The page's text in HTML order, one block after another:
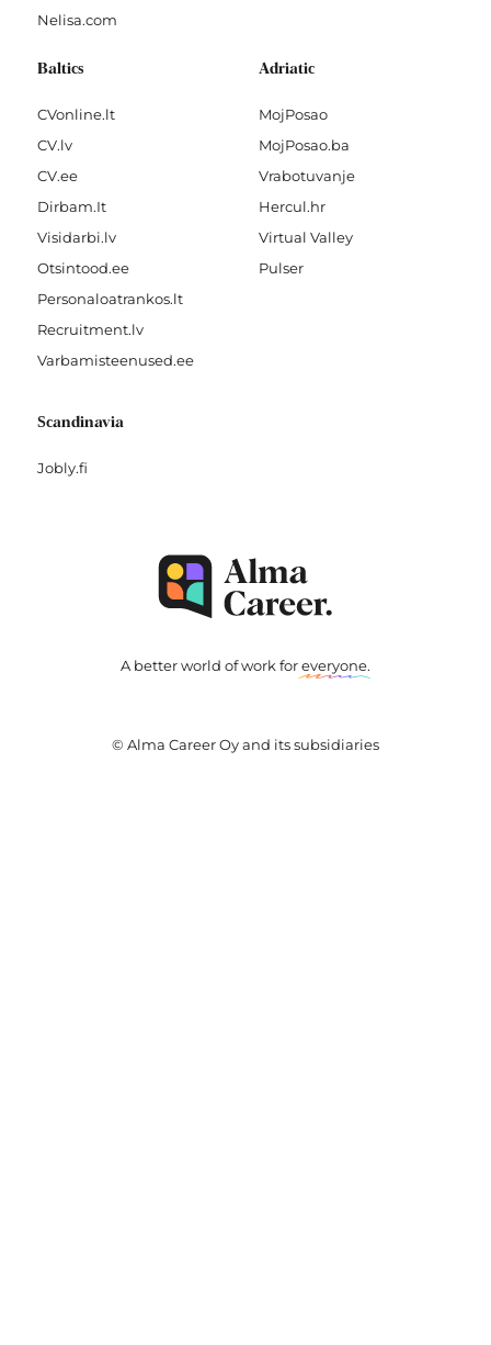
Nelisa.com
Baltics
CVonline.lt
CV.lv
CV.ee
Dirbam.It
Visidarbi.lv
Otsintood.ee
Personaloatrankos.lt
Recruitment.lv
Varbamisteenused.ee
Adriatic
MojPosao
MojPosao.ba
Vrabotuvanje
Hercul.hr
Virtual Valley
Pulser
Scandinavia
Jobly.fi
A better world of work foreveryone.
© Alma Career Oy and its subsidiaries